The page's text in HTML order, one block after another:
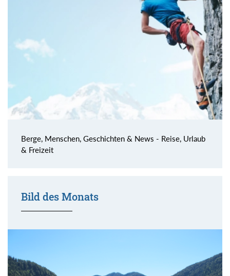
Berge, Menschen, Geschichten & News - Reise, Urlaub
& Freizeit
Bild des Monats